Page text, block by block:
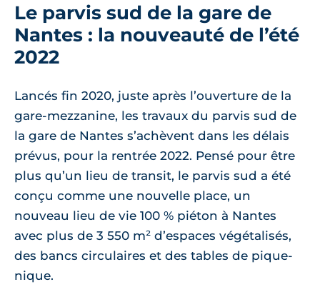
Le parvis sud de la gare de
Nantes : la nouveauté de l’été
2022
Lancés fin 2020, juste après l’ouverture de la
gare-mezzanine, les travaux du parvis sud de
la gare de Nantes s’achèvent dans les délais
prévus, pour la rentrée 2022. Pensé pour être
plus qu’un lieu de transit, le parvis sud a été
conçu comme une nouvelle place, un
nouveau lieu de vie 100 % piéton à Nantes
avec plus de 3 550 m² d’espaces végétalisés,
des bancs circulaires et des tables de pique-
nique.